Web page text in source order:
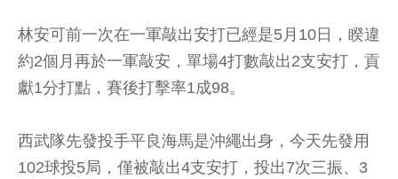
林安可前一次在一軍敲出安打已經是5月10日，睽違
約2個月再於一軍敲安，單場4打數敲出2支安打，貢
獻1分打點，賽後打擊率1成98。
西武隊先發投手平良海馬是沖繩出身，今天先發用
102球投5局，僅被敲出4支安打，投出7次三振、3